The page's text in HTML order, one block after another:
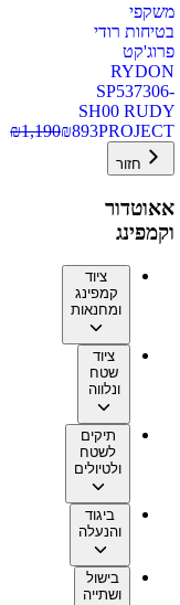
משקפי
בטיחות רודי
פרוג'קט
RYDON
SP537306-
SH00 RUDY
PROJECT
₪893
₪1,190
חזור
אאוטדור
וקמפינג
ציוד
קמפינג
ומחנאות
ציוד
שטח
ונלווה
תיקים
לשטח
ולטיולים
ביגוד
והנעלה
בישול
ושתייה